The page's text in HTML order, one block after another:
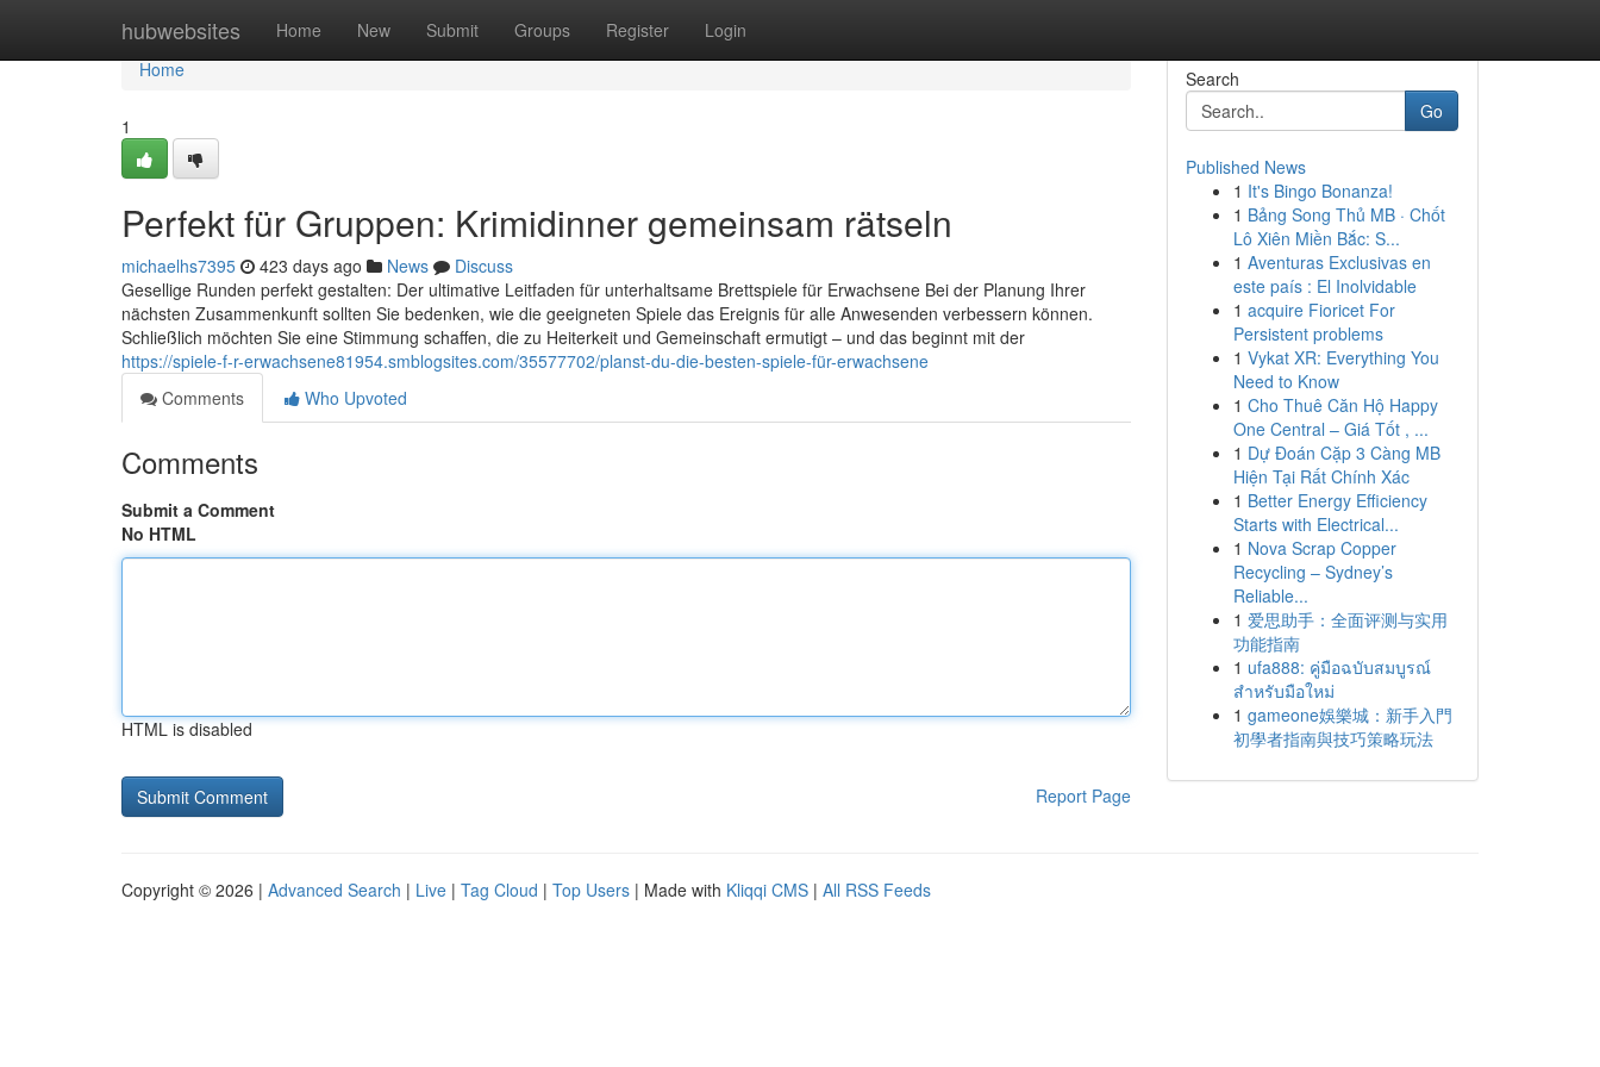
hubwebsites Home New Submit Groups Register Login
Home
Home
1
Perfekt für Gruppen: Krimidinner gemeinsam rätseln
michaelhs7395 423 days ago News
Discuss
Gesellige Runden perfekt gestalten: Der ultimative Leitfaden für unterhaltsame Brettspiele für Erwachsene Bei der Planung Ihrer
nächsten Zusammenkunft sollten Sie bedenken, wie die geeigneten Spiele das Ereignis für alle Anwesenden verbessern können.
Schließlich möchten Sie eine Stimmung schaffen, die zu Heiterkeit und Gemeinschaft ermutigt – und das beginnt mit der
https://spiele-f-r-erwachsene81954.smblogsites.com/35577702/planst-du-die-besten-spiele-für-erwachsene
Comments
Who Upvoted
Comments
Submit a Comment
No HTML
HTML is disabled
Report Page
Search
Go
Published News
1 It's Bingo Bonanza!
1 Bảng Song Thủ MB · Chốt
Lô Xiên Miền Bắc: S...
1 Aventuras Exclusivas en
este país : El Inolvidable
1 acquire Fioricet For
Persistent problems
1 Vykat XR: Everything You
Need to Know
1 Cho Thuê Căn Hộ Happy
One Central – Giá Tốt , ...
1 Dự Đoán Cặp 3 Càng MB
Hiện Tại Rất Chính Xác
1 Better Energy Efficiency
Starts with Electrical...
1 Nova Scrap Copper
Recycling – Sydney’s
Reliable...
1 爱思助手：全面评测与实用
功能指南
1 ufa888: คู่มือฉบับสมบูรณ์
สำหรับมือใหม่
1 gameone娛樂城：新手入門
初學者指南與技巧策略玩法
Copyright © 2026 | Advanced Search | Live | Tag Cloud | Top Users | Made with Kliqqi CMS | All RSS Feeds